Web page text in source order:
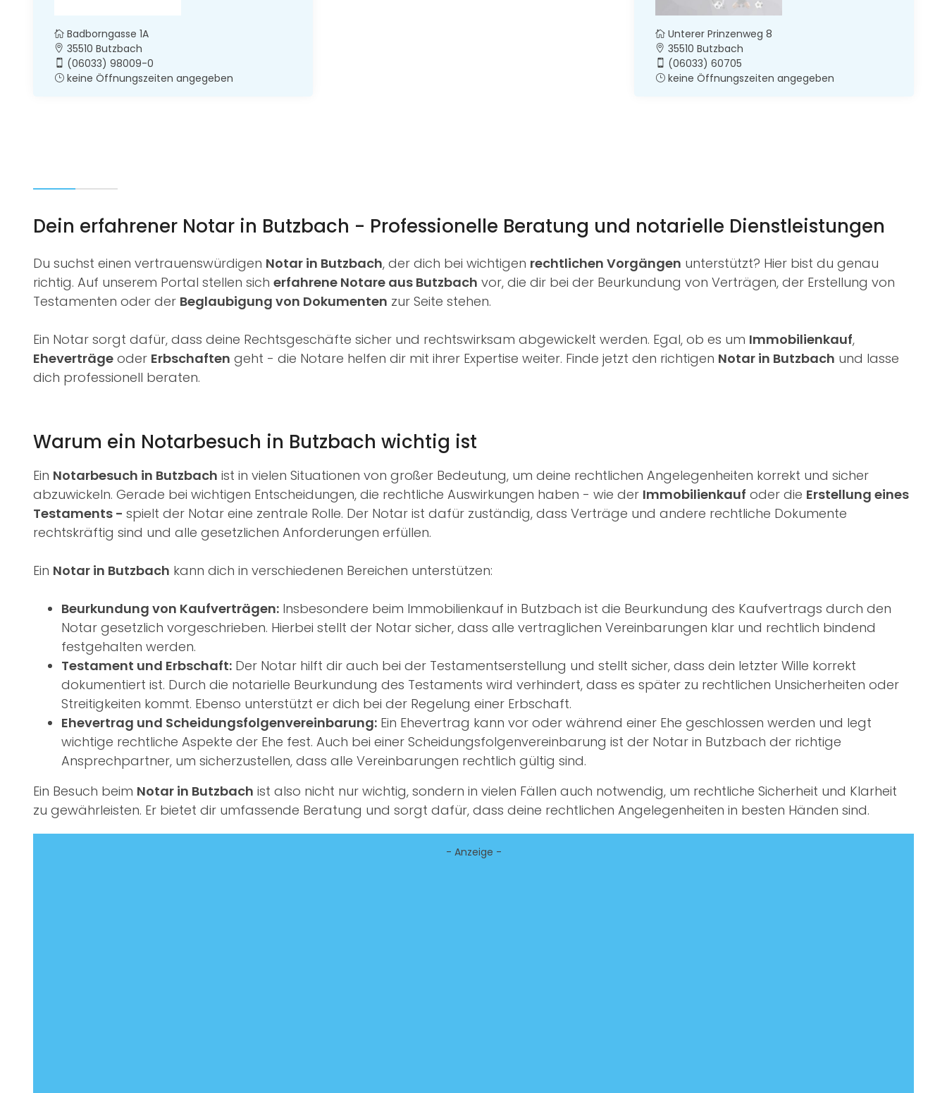
Badborngasse 1A
35510 Butzbach
(06033) 98009-0
keine Öffnungszeiten angegeben
Unterer Prinzenweg 8
35510 Butzbach
(06033) 60705
keine Öffnungszeiten angegeben
Dein erfahrener Notar in Butzbach - Professionelle Beratung und notarielle Dienstleistungen
Du suchst einen vertrauenswürdigen Notar in Butzbach, der dich bei wichtigen rechtlichen Vorgängen unterstützt? Hier bist du genau
richtig. Auf unserem Portal stellen sich erfahrene Notare aus Butzbach vor, die dir bei der Beurkundung von Verträgen, der Erstellung von
Testamenten oder der Beglaubigung von Dokumenten zur Seite stehen.
Ein Notar sorgt dafür, dass deine Rechtsgeschäfte sicher und rechtswirksam abgewickelt werden. Egal, ob es um Immobilienkauf,
Eheverträge oder Erbschaften geht - die Notare helfen dir mit ihrer Expertise weiter. Finde jetzt den richtigen Notar in Butzbach und lasse
dich professionell beraten.
Warum ein Notarbesuch in Butzbach wichtig ist
Ein Notarbesuch in Butzbach ist in vielen Situationen von großer Bedeutung, um deine rechtlichen Angelegenheiten korrekt und sicher
abzuwickeln. Gerade bei wichtigen Entscheidungen, die rechtliche Auswirkungen haben - wie der Immobilienkauf oder die Erstellung eines
Testaments - spielt der Notar eine zentrale Rolle. Der Notar ist dafür zuständig, dass Verträge und andere rechtliche Dokumente
rechtskräftig sind und alle gesetzlichen Anforderungen erfüllen.
Ein Notar in Butzbach kann dich in verschiedenen Bereichen unterstützen:
Beurkundung von Kaufverträgen: Insbesondere beim Immobilienkauf in Butzbach ist die Beurkundung des Kaufvertrags durch den
Notar gesetzlich vorgeschrieben. Hierbei stellt der Notar sicher, dass alle vertraglichen Vereinbarungen klar und rechtlich bindend
festgehalten werden.
Testament und Erbschaft: Der Notar hilft dir auch bei der Testamentserstellung und stellt sicher, dass dein letzter Wille korrekt
dokumentiert ist. Durch die notarielle Beurkundung des Testaments wird verhindert, dass es später zu rechtlichen Unsicherheiten oder
Streitigkeiten kommt. Ebenso unterstützt er dich bei der Regelung einer Erbschaft.
Ehevertrag und Scheidungsfolgenvereinbarung: Ein Ehevertrag kann vor oder während einer Ehe geschlossen werden und legt
wichtige rechtliche Aspekte der Ehe fest. Auch bei einer Scheidungsfolgenvereinbarung ist der Notar in Butzbach der richtige
Ansprechpartner, um sicherzustellen, dass alle Vereinbarungen rechtlich gültig sind.
Ein Besuch beim Notar in Butzbach ist also nicht nur wichtig, sondern in vielen Fällen auch notwendig, um rechtliche Sicherheit und Klarheit
zu gewährleisten. Er bietet dir umfassende Beratung und sorgt dafür, dass deine rechtlichen Angelegenheiten in besten Händen sind.
- Anzeige -